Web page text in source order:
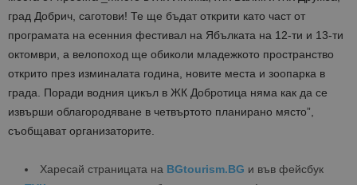
град Добрич, саготови! Те ще бъдат открити като част от
програмата на есенния фестивал на Ябълката на 12-ти и 13-ти
октомври, а велопоход ще обиколи младежкото пространство
открито през изминалата година, новите места и зоопарка в
града. Поради водния цикъл в ЖК Добротица няма как да се
извърши облагородяване в четвъртото планирано място”,
съобщават организаторите.
Харесай страницата на BGtourism.BG и във фейсбук